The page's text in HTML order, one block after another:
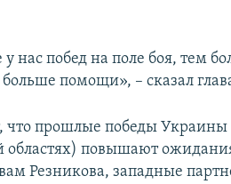
нас побед на поле боя, тем
помощи», – сказал
что прошлые победы
областях) повышают
Резникова, западные